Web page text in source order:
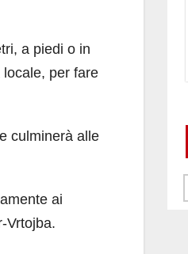
a piedi o in
per fare
culminerà alle
ai
Vrtojba.